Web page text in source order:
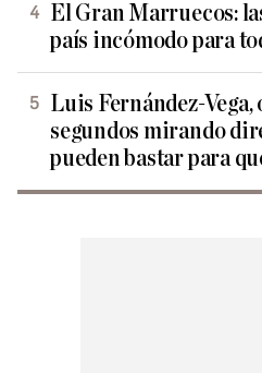
El Gran Marruecos:
país incómodo para
Luis Fernández-
segundos mirando
pueden bastar para